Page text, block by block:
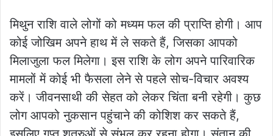
मिथुन राशि वाले लोगों को मध्यम फल की प्राप्ति होगी। आप
कोई जोखिम अपने हाथ में ले सकते हैं, जिसका आपको
मिलाजुला फल मिलेगा। इस राशि के लोग अपने पारिवारिक
मामलों में कोई भी फैसला लेने से पहले सोच-विचार अवश्य
करें। जीवनसाथी की सेहत को लेकर चिंता बनी रहेगी। कुछ
लोग आपको नुकसान पहुंचाने की कोशिश कर सकते हैं,